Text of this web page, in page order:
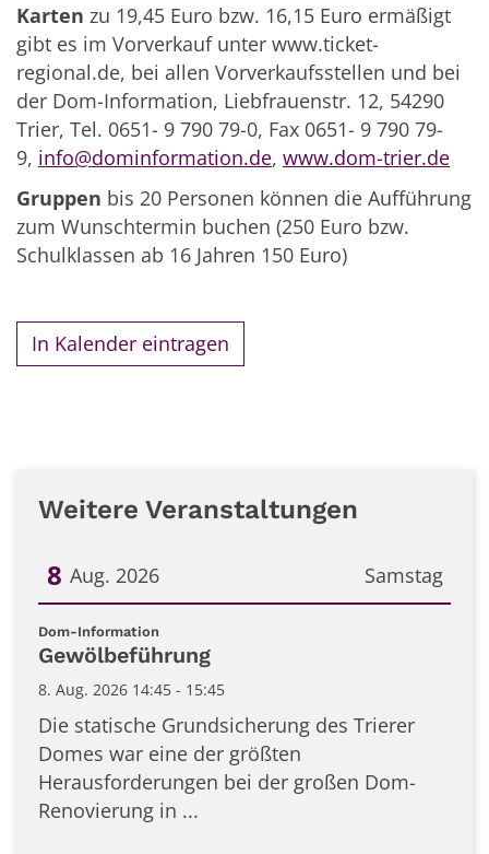
Karten zu 19,45 Euro bzw. 16,15 Euro ermäßigt
gibt es im Vorverkauf unter www.ticket-
regional.de, bei allen Vorverkaufsstellen und bei
der Dom-Information, Liebfrauenstr. 12, 54290
Trier, Tel. 0651- 9 790 79-0, Fax 0651- 9 790 79-
9, info@dominformation.de, www.dom-trier.de
Gruppen bis 20 Personen können die Aufführung
zum Wunschtermin buchen (250 Euro bzw.
Schulklassen ab 16 Jahren 150 Euro)
In Kalender eintragen
Weitere Veranstaltungen
Samstag
8 Aug. 2026
Datum: 8. August 2026
Dom-Information
Gewölbeführung
8. Aug. 2026 14:45 - 15:45
Die statische Grundsicherung des Trierer
Domes war eine der größten
Herausforderungen bei der großen Dom-
Renovierung in ...